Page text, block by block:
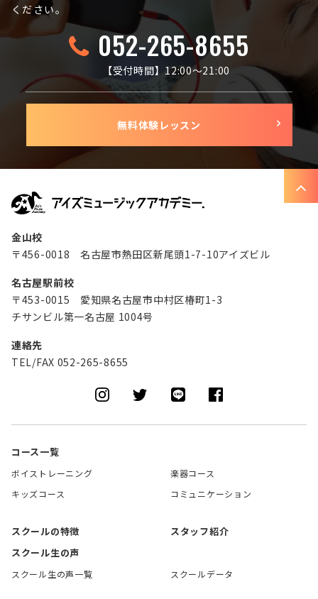
ください。
052-265-8655
【受付時間】12:00〜21:00
無料体験レッスン
金山校
〒456-0018 名古屋市熱田区新尾頭1-7-10アイズビル
名古屋駅前校
〒453-0015 愛知県名古屋市中村区椿町1-3
チサンビル第一名古屋 1004号
連絡先
TEL/FAX 052-265-8655
コース一覧
ボイストレーニング
楽器コース
キッズコース
コミュニケーション
スクールの特徴
スタッフ紹介
スクール生の声
スクール生の声一覧 スクールデータ